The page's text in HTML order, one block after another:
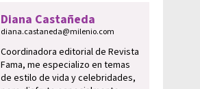
Diana Castañeda
diana.castaneda@milenio.com
Coordinadora editorial de Revista
Fama, me especializo en temas
de estilo de vida y celebridades,